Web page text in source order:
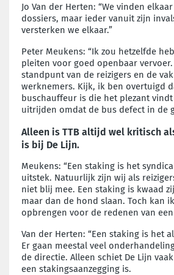
Jo Van der Herten: “We vinden
dossiers, maar ieder vanuit zijn
versterken we elkaar.”
Peter Meukens: “Ik zou hetzelfde
pleiten voor goed openbaar
standpunt van de reizigers en de
werknemers. Kijk, ik ben overtuigd
buschauffeur is die het plezant
uitrijden omdat de bus defect in de
Alleen is TTB altijd wel kritisch
is bij De Lijn.
Meukens: “Een staking is het
uitstek. Natuurlijk zijn wij als
niet blij mee. Een staking is kwaad
maar dan de hond slaan. Toch kan
opbrengen voor de redenen van
Van der Herten: “Een staking is het
Er gaan meestal veel
de directie. Alleen schiet De Lijn
een stakingsaanzegging is.